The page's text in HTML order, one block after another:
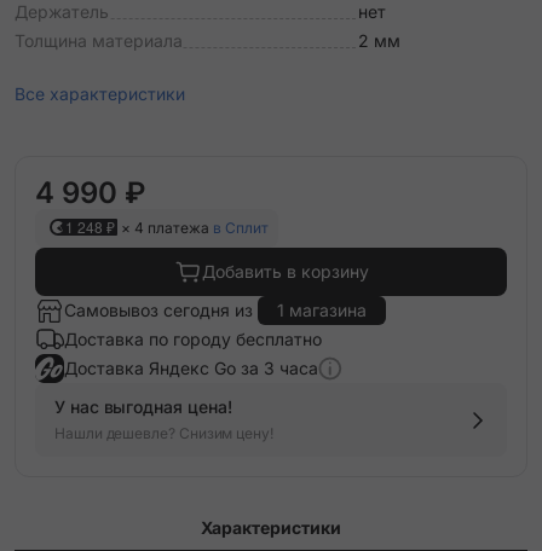
Держатель
нет
Толщина материала
2 мм
Все характеристики
4 990 ₽
1 248 ₽ × 4 платежа в Сплит
Добавить в корзину
Самовывоз сегодня из
1 магазина
Доставка по городу бесплатно
Доставка Яндекс Go за 3 часа
У нас выгодная цена!
Нашли дешевле? Снизим цену!
Характеристики